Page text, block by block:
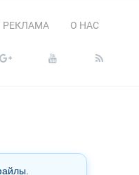
РЕКЛАМА О НАС